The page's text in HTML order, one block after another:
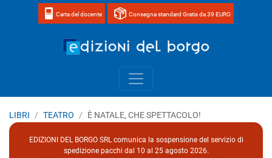
Carta del docente Consegna standard Gratis da 39 EURO
LIBRI TEATRO È NATALE, CHE SPETTACOLO!
EDIZIONI DEL BORGO SRL comunica la sospensione del servizio di
spedizione pacchi dal 10 al 25 agosto 2026.